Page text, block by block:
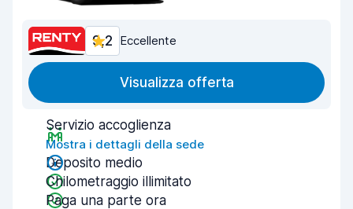
9,2 Eccellente
Visualizza offerta
Servizio accoglienza
Mostra i dettagli della sede
Deposito medio
Chilometraggio illimitato
Paga una parte ora